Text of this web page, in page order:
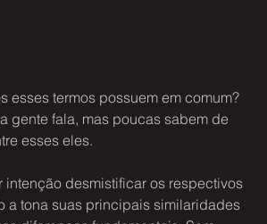
esses termos possuem em comum?
gente fala, mas poucas sabem de
esses eles.
intenção desmistificar os respectivos
a tona suas principais similaridades